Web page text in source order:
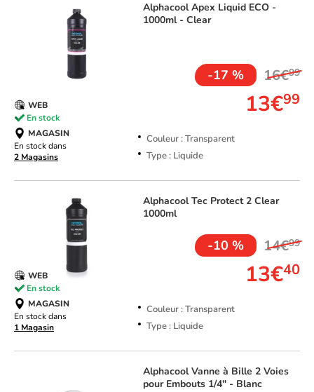
AlphacoolApex Liquid ECO -
1000ml - Clear
-17 % 16€99
13€99
Couleur : Transparent
Type : Liquide
WEB
En stock
MAGASIN
En stock dans
2 Magasins
AlphacoolTec Protect 2 Clear
1000ml
-10 % 14€99
13€40
Couleur : Transparent
Type : Liquide
WEB
En stock
MAGASIN
En stock dans
1 Magasin
AlphacoolVanne à Bille 2 Voies
pour Embouts 1/4" - Blanc